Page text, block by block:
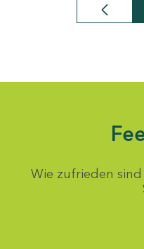
Wie zufrieden